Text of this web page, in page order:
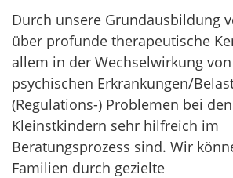
Durch unsere Grundausbildung
über profunde therapeutische
allem in der Wechselwirkung
psychischen Erkrankungen/
(Regulations-) Problemen bei
Kleinstkindern sehr hilfreich im
Beratungsprozess sind. Wir
Familien durch gezielte